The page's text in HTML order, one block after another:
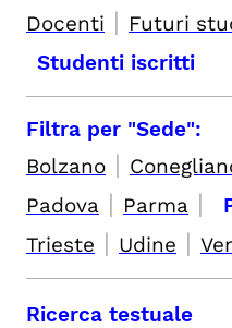
Docenti | Futuri
Studenti iscritti
Filtra per "Sede":
Bolzano |
Padova | Parma |
Trieste | Udine |
Ricerca testuale